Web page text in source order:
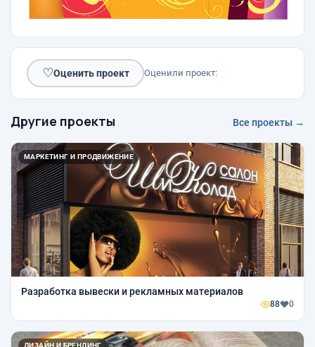
♡Оценить проект Оценили проект:
Другие проекты Все проекты →
МАРКЕТИНГ И ПРОДВИЖЕНИЕ
Разработка вывески и рекламных материалов
88 0
ДИЗАЙН И БРЕНДИНГ